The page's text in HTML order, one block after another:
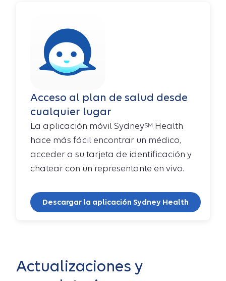
Acceso al plan de salud desde
cualquier lugar
La aplicación móvil SydneySM Health
hace más fácil encontrar un médico,
acceder a su tarjeta de identificación y
chatear con un representante en vivo.
Descargar la aplicación Sydney Health
Actualizaciones y